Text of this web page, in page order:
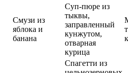
Смузи из
яблока и
банана
Суп-пюре из
тыквы,
заправленный
кунжутом,
отварная
курица
Спагетти из